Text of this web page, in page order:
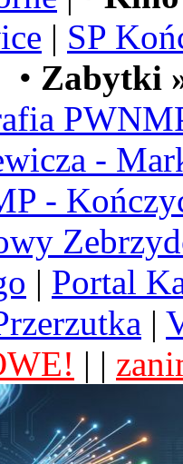
| SP
• Zabytki
-
-
| Portal
|
| |